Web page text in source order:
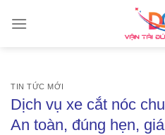
TIN TỨC MỚI
Dịch vụ xe cắt nóc
An toàn, đúng hẹn,